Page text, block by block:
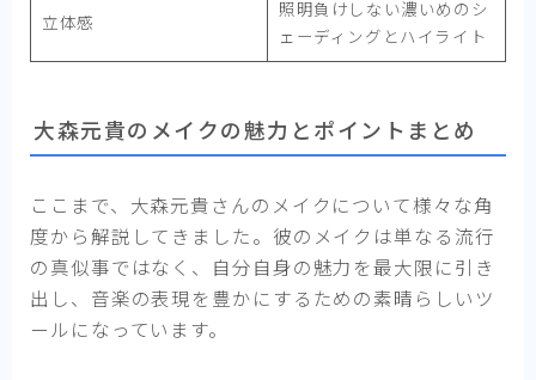
立体感
照明負けしない濃いめのシ
ェーディングとハイライト
大森元貴のメイクの魅力とポイントまとめ
ここまで、大森元貴さんのメイクについて様々な角
度から解説してきました。彼のメイクは単なる流行
の真似事ではなく、自分自身の魅力を最大限に引き
出し、音楽の表現を豊かにするための素晴らしいツ
ールになっています。